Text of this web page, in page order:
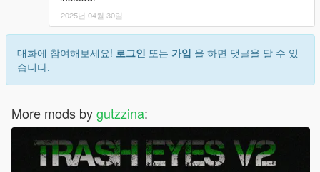
2025년 04월 30일
대화에 참여해보세요! 로그인 또는 가입 을 하면 댓글을 달 수 있
습니다.
More mods bygutzzina: